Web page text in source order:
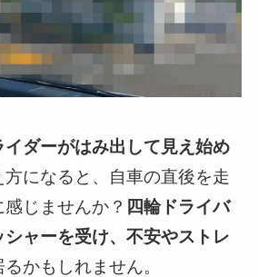
イダーがはみ出して見え始め
方になると、自車の直後を走
じませんか？ 四輪ドライバ
ャーを受け、不安やストレ
かもしれません。